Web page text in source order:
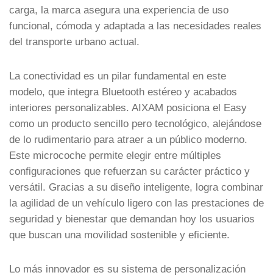
carga, la marca asegura una experiencia de uso
funcional, cómoda y adaptada a las necesidades reales
del transporte urbano actual.
La conectividad es un pilar fundamental en este
modelo, que integra Bluetooth estéreo y acabados
interiores personalizables. AIXAM posiciona el Easy
como un producto sencillo pero tecnológico, alejándose
de lo rudimentario para atraer a un público moderno.
Este microcoche permite elegir entre múltiples
configuraciones que refuerzan su carácter práctico y
versátil. Gracias a su diseño inteligente, logra combinar
la agilidad de un vehículo ligero con las prestaciones de
seguridad y bienestar que demandan hoy los usuarios
que buscan una movilidad sostenible y eficiente.
Lo más innovador es su sistema de personalización